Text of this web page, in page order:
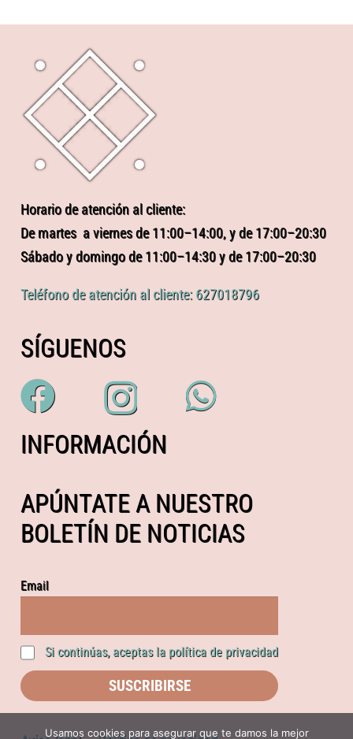
Horario de atención al cliente:
De martes a viernes de 11:00–14:00, y de 17:00–20:30
Sábado y domingo de 11:00–14:30 y de 17:00–20:30
Teléfono de atención al cliente: 627018796
SÍGUENOS
INFORMACIÓN
APÚNTATE A NUESTRO
BOLETÍN DE NOTICIAS
Email
Si continúas, aceptas la política de privacidad
Usamos cookies para asegurar que te damos la mejor